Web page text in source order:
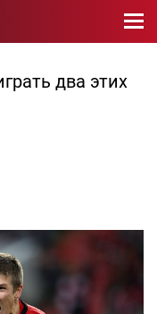
два этих